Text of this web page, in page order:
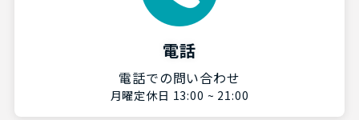
電話
電話での問い合わせ
月曜定休日 13:00 ~ 21:00